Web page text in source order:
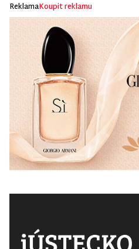
ReklamaKoupit reklamu